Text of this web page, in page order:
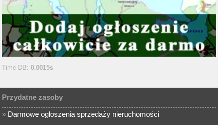
Time DB:0.0015s
Przydatne zasoby
» Darmowe ogłoszenia sprzedaży nieruchomości